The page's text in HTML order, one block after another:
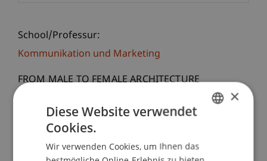
School/Professur:
Kommunikation und Marketing
FROM MALE TO FEMALE ARCHITECTURE
Architektur besitzt zwar einen weiblichen Artikel,
wird aber vorwiegend von Männern beherrscht.
Inzwischen sind jedoch die studierendenzahlen
×
Diese Website verwendet
Cookies.
Wir verwenden Cookies, um Ihnen das